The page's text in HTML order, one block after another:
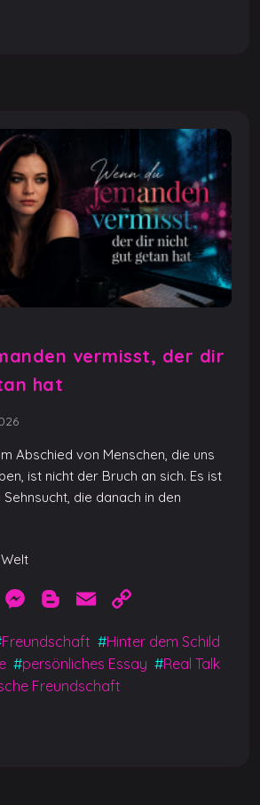
vermisst, der dir
hat
Abschied von Menschen, die uns
ist nicht der Bruch an sich. Es ist
die danach in den
W M
ss
e
Bl
o
g
g
E
m
ai
l
p
Freundschaft #Hinter dem Schild
#persönliches Essay #Real Talk
Freundschaft